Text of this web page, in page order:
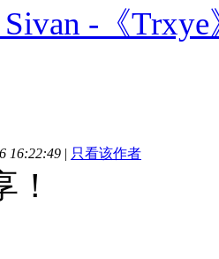
-《
16:22:49 | 只看该作者